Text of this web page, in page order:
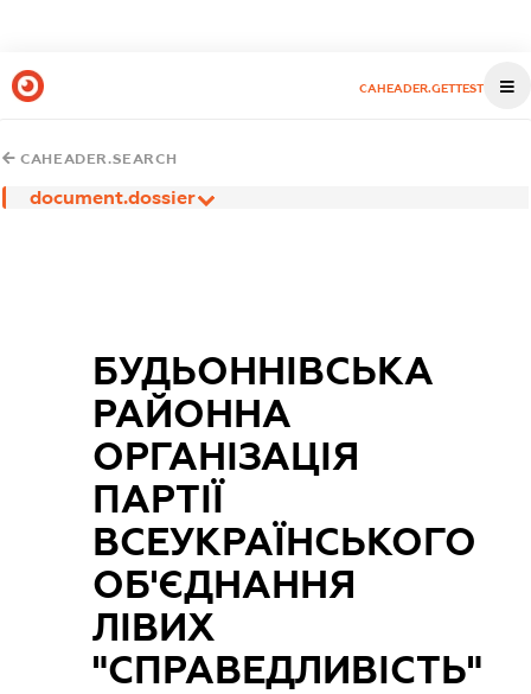
CAHEADER.GETTEST
CAHEADER.SEARCH
document.dossier
БУДЬОННІВСЬКА
РАЙОННА
ОРГАНІЗАЦІЯ
ПАРТІЇ
ВСЕУКРАЇНСЬКОГО
ОБ'ЄДНАННЯ
ЛІВИХ
"СПРАВЕДЛИВІСТЬ"